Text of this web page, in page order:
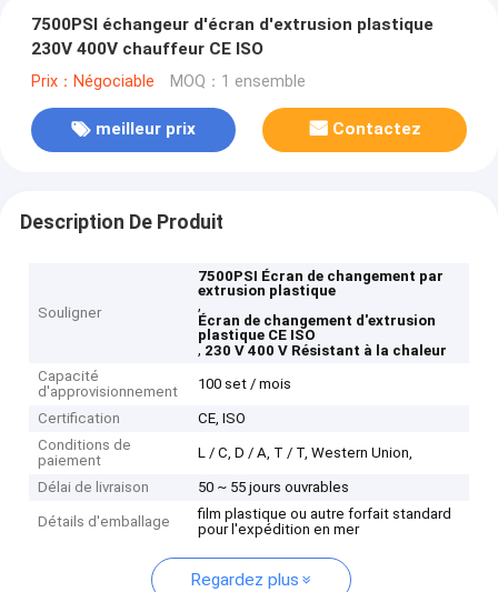
7500PSI échangeur d'écran d'extrusion plastique
230V 400V chauffeur CE ISO
Prix：Négociable MOQ：1 ensemble
meilleur prix Contactez
Description De Produit
Souligner
7500PSI Écran de changement par
extrusion plastique
,
Écran de changement d'extrusion
plastique CE ISO
, 230 V 400 V Résistant à la chaleur
Capacité
d'approvisionnement
100 set / mois
Certification
CE, ISO
Conditions de
paiement
L / C, D / A, T / T, Western Union,
Délai de livraison 50 ~ 55 jours ouvrables
Détails d'emballage
film plastique ou autre forfait standard
pour l'expédition en mer
Regardez plus